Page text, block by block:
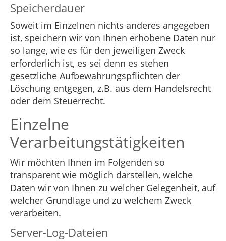
Speicherdauer
Soweit im Einzelnen nichts anderes angegeben
ist, speichern wir von Ihnen erhobene Daten nur
so lange, wie es für den jeweiligen Zweck
erforderlich ist, es sei denn es stehen
gesetzliche Aufbewahrungspflichten der
Löschung entgegen, z.B. aus dem Handelsrecht
oder dem Steuerrecht.
Einzelne
Verarbeitungstätigkeiten
Wir möchten Ihnen im Folgenden so
transparent wie möglich darstellen, welche
Daten wir von Ihnen zu welcher Gelegenheit, auf
welcher Grundlage und zu welchem Zweck
verarbeiten.
Server-Log-Dateien